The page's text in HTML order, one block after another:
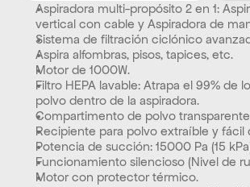
Aspiradora multi-propósito 2 en 1:
vertical con cable y Aspiradora de
Sistema de filtración ciclónico
Aspira alfombras, pisos, tapices, etc.
Motor de 1000W.
Filtro HEPA lavable: Atrapa el 99% de
polvo dentro de la aspiradora.
Compartimento de polvo
Recipiente para polvo extraíble y fácil
Potencia de succión: 15000 Pa (15
Funcionamiento silencioso (Nivel de
Motor con protector térmico.